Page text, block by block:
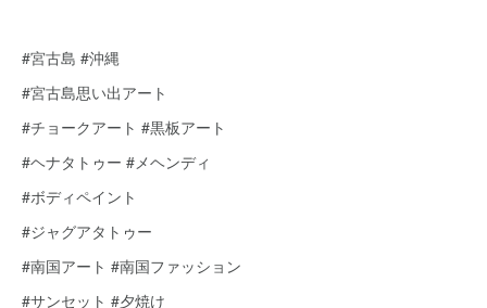
#宮古島 #沖縄
#宮古島思い出アート
#チョークアート #黒板アート
#ヘナタトゥー #メヘンディ
#ボディペイント
#ジャグアタトゥー
#南国アート #南国ファッション
#サンセット #夕焼け